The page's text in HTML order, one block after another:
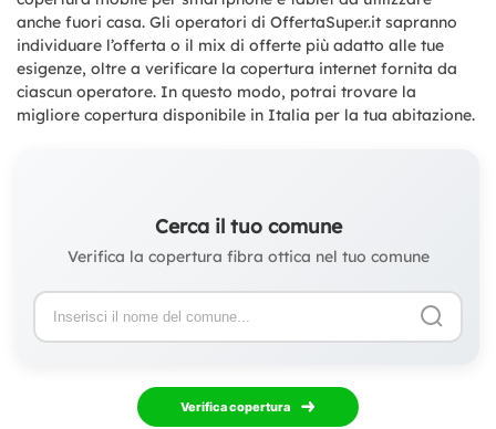
anche fuori casa. Gli operatori di OffertaSuper.it sapranno
individuare l’offerta o il mix di offerte più adatto alle tue
esigenze, oltre a verificare la copertura internet fornita da
ciascun operatore. In questo modo, potrai trovare la
migliore copertura disponibile in Italia per la tua abitazione.
Cerca il tuo comune
Verifica la copertura fibra ottica nel tuo comune
Verifica copertura